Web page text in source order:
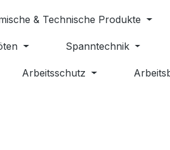
& Technische Produkte
Spanntechnik
Arbeitsschutz